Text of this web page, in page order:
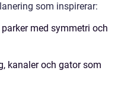
som inspirerar:
med symmetri och
kanaler och gator som